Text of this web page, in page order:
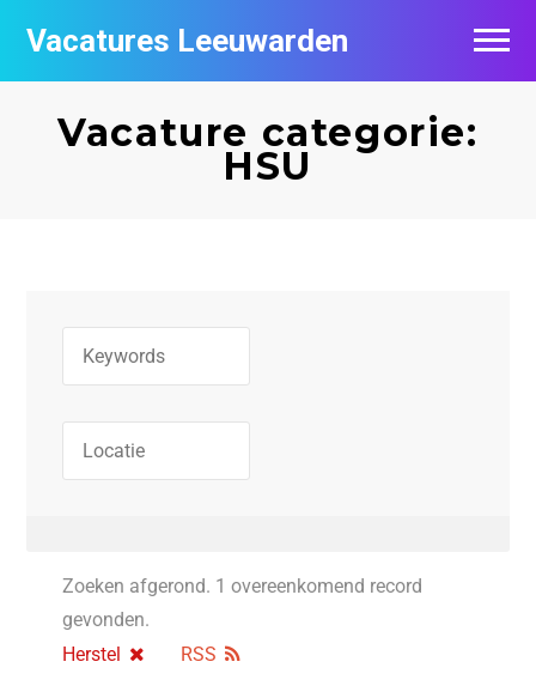
Vacatures Leeuwarden
Vacature categorie:
HSU
Zoeken afgerond. 1 overeenkomend record
gevonden.
Herstel
RSS
Vacatures per bedrijf
De populairste vacatures in Leeuwarden